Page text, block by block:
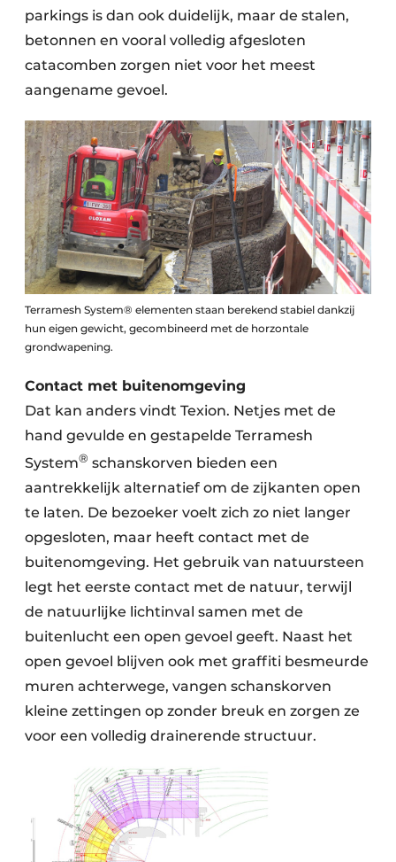
parkings is dan ook duidelijk, maar de stalen,
betonnen en vooral volledig afgesloten
catacomben zorgen niet voor het meest
aangename gevoel.
Terramesh System® elementen staan berekend stabiel dankzij
hun eigen gewicht, gecombineerd met de horzontale
grondwapening.
Contact met buitenomgeving
Dat kan anders vindt Texion. Netjes met de
hand gevulde en gestapelde Terramesh
System® schanskorven bieden een
aantrekkelijk alternatief om de zijkanten open
te laten. De bezoeker voelt zich zo niet langer
opgesloten, maar heeft contact met de
buitenomgeving. Het gebruik van natuursteen
legt het eerste contact met de natuur, terwijl
de natuurlijke lichtinval samen met de
buitenlucht een open gevoel geeft. Naast het
open gevoel blijven ook met graffiti besmeurde
muren achterwege, vangen schanskorven
kleine zettingen op zonder breuk en zorgen ze
voor een volledig drainerende structuur.